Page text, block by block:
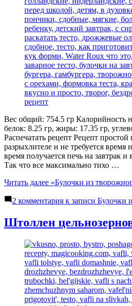
Вес общий: 754.5 гр Калорийность
белок: 8.25 гр, жиры: 17.35 гр,
Распечатать рецепт Рецепт
разрыхлителе и не требуется время
время получается печь на завтрак
Так что все максимально тихо …
Читать далее «Булочки из
2 комментария к записи Булочки
Штоллен